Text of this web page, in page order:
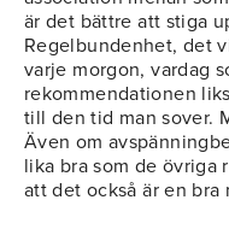
är det bättre att stiga
Regelbundenhet, det
varje morgon, vardag
rekommendationen
till den tid man sover.
Även om
lika bra som de övriga
att det också är en bra